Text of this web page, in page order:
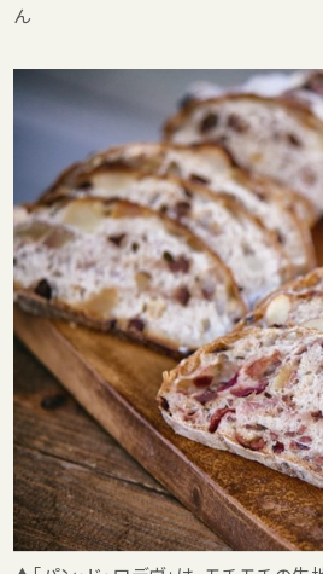
ん